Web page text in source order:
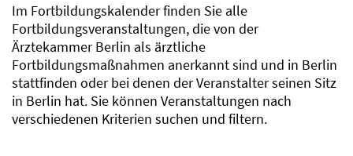
Im Fortbildungskalender finden Sie alle
Fortbildungsveranstaltungen, die von der
Ärztekammer Berlin als ärztliche
Fortbildungsmaßnahmen anerkannt sind und in Berlin
stattfinden oder bei denen der Veranstalter seinen Sitz
in Berlin hat. Sie können Veranstaltungen nach
verschiedenen Kriterien suchen und filtern.